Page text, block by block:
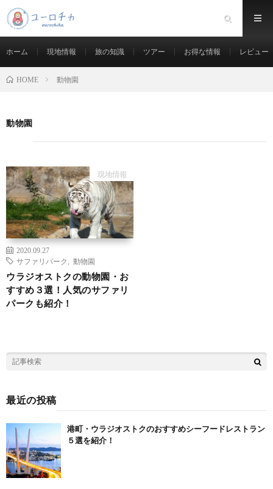
ホーム 現地情報 旅の知識 ツアー お得な情報 レビュー
HOME 動物園
動物園
現地情報
2020.09.27
サファリパーク
動物園
ウラジオストクの動物園・お
すすめ３選！人気のサファリ
パークも紹介！
最近の投稿
港町・ウラジオストクのおすすめシーフードレストラン
５選を紹介！